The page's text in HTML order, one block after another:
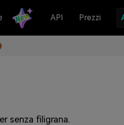
API Prezzi
senza filigrana.